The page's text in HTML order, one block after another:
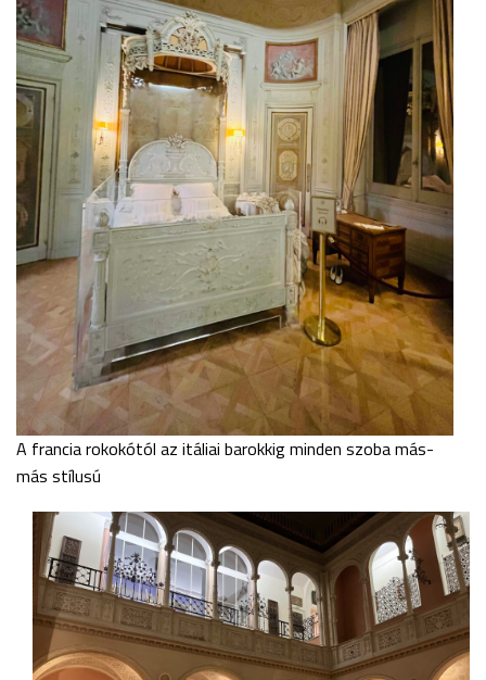
A francia rokokótól az itáliai barokkig minden szoba más-
más stílusú